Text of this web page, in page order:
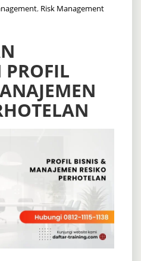
, Risk Management